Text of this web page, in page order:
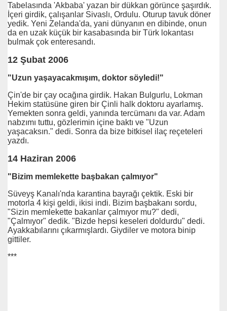
Tabelasında 'Akbaba' yazan bir dükkan görünce şaşırdık.
İçeri girdik, çalışanlar Sivaslı, Ordulu. Oturup tavuk döner
yedik. Yeni Zelanda'da, yani dünyanın en dibinde, onun
da en uzak küçük bir kasabasında bir Türk lokantası
bulmak çok enteresandı.
12 Şubat 2006
"Uzun yaşayacakmışım, doktor söyledi!"
Çin'de bir çay ocağına girdik. Hakan Bulgurlu, Lokman
Hekim statüsüne giren bir Çinli halk doktoru ayarlamış.
Yemekten sonra geldi, yanında tercümanı da var. Adam
nabzımı tuttu, gözlerimin içine baktı ve "Uzun
yaşacaksın." dedi. Sonra da bize bitkisel ilaç reçeteleri
yazdı.
14 Haziran 2006
"Bizim memlekette başbakan çalmıyor"
Süveyş Kanalı'nda karantina bayrağı çektik. Eski bir
motorla 4 kişi geldi, ikisi indi. Bizim başbakanı sordu,
"Sizin memlekette bakanlar çalmıyor mu?" dedi,
"Çalmıyor" dedik. "Bizde hepsi keseleri doldurdu" dedi.
Ayakkabılarını çıkarmışlardı. Giydiler ve motora binip
gittiler.
***
Yanamı?
Bir Asker. Jitem Varmı-Yokmu?